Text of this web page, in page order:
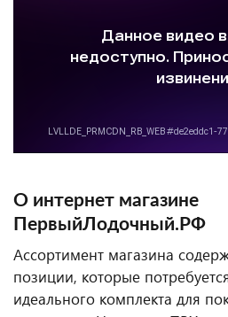
О интернет магазине
ПервыйЛодочный.РФ
Ассортимент магазина
позиции, которые
идеального комплекта для